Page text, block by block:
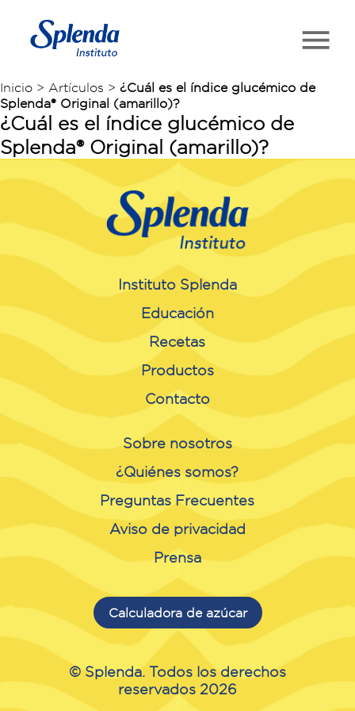
Inicio > Artículos > ¿Cuál es el índice glucémico de
Splenda® Original (amarillo)?
¿Cuál es el índice glucémico de
Splenda® Original (amarillo)?
Instituto Splenda
Educación
Recetas
Productos
Contacto
Sobre nosotros
¿Quiénes somos?
Preguntas Frecuentes
Aviso de privacidad
Prensa
Calculadora de azúcar
© Splenda. Todos los derechos
reservados 2026